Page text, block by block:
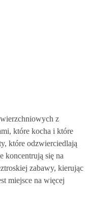
z
które kocha i które
które odzwierciedlają
koncentrują się na
zabawy, kierując
miejsce na więcej